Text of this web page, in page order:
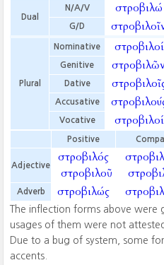
Dual
N/A/V στροβιλώ
G/D
Plural
Nominative στροβιλοί
Genitive στροβιλῶν
Dative
Accusative
Vocative στροβιλοί
Positive
Adjective
στροβιλός
στροβιλοῦ
Adverb στροβιλώς
The inflection forms above
usages of them were not
Due to a bug of system, some
accents.